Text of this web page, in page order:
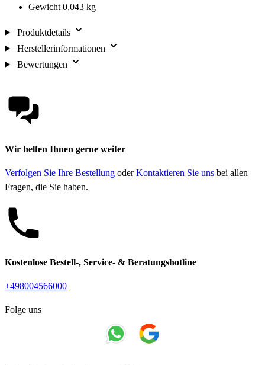
Gewicht 0,043 kg
Produktdetails
Herstellerinformationen
Bewertungen
Wir helfen Ihnen gerne weiter
Verfolgen Sie Ihre Bestellung oderKontaktieren Sie uns bei allen
Fragen, die Sie haben.
Kostenlose Bestell-, Service- & Beratungshotline
+498004566000
Folge uns